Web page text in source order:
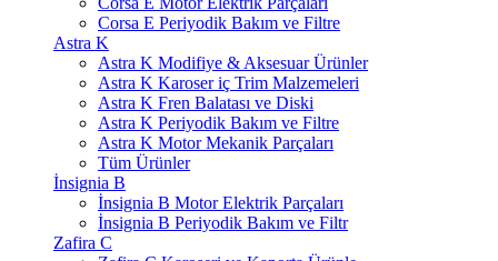
Corsa E Periyodik Bakım ve Filtre
Astra K
Astra K Modifiye & Aksesuar Ürünler
Astra K Karoser iç Trim Malzemeleri
Astra K Fren Balatası ve Diski
Astra K Periyodik Bakım ve Filtre
Astra K Motor Mekanik Parçaları
Tüm Ürünler
İnsignia B
İnsignia B Motor Elektrik Parçaları
İnsignia B Periyodik Bakım ve Filtr
Zafira C